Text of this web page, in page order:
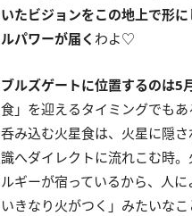
たビジョンをこの地上で形
パワーが届く わよ♡
ルズゲートに位置するのは5
」を迎えるタイミングでもあ
み込む火星食は、火星に隠さ
へダイレクトに流れこむ時
ギーが宿っているから、人に
きなり火がつく」みたいなこ